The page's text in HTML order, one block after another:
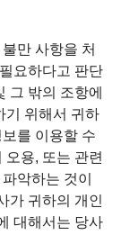
만 사항을 처
요하다고 판단
그 밖의 조항에
기 위해서 귀하
를 이용할 수
용, 또는 관련
악하는 것이
가 귀하의 개인
대해서는 당사